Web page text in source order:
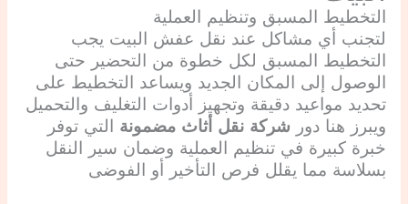
التخطيط المسبق وتنظيم العملية
لتجنب أي مشاكل عند نقل عفش البيت يجب
التخطيط المسبق لكل خطوة من التحضير حتى
الوصول إلى المكان الجديد ويساعد التخطيط على
تحديد مواعيد دقيقة وتجهيز أدوات التغليف والتحميل
ويبرز هنا دور شركة نقل أثاث مضمونة التي توفر
خبرة كبيرة في تنظيم العملية وضمان سير النقل
بسلاسة مما يقلل فرص التأخير أو الفوضى